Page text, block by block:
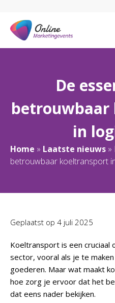
De
in
Home » Laatste nieuws »
betrouwbaar koeltransport
Geplaatst op 4 juli 2025
Koeltransport is een cruciaal
sector, vooral als je te
goederen. Maar wat maakt
hoe zorg je ervoor dat het
dat eens nader bekijken.